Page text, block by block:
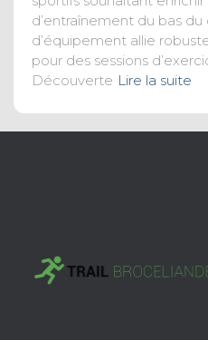
d’entraînement du bas
d’équipement allie
pour des sessions
Découverte Lire la suite